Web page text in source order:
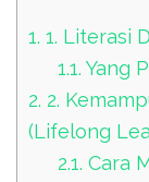
1. 1. Literasi
1.1. Yang
2. 2.
(Lifelong
2.1. Cara